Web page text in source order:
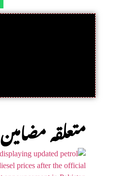
:متعلقہ مضامین